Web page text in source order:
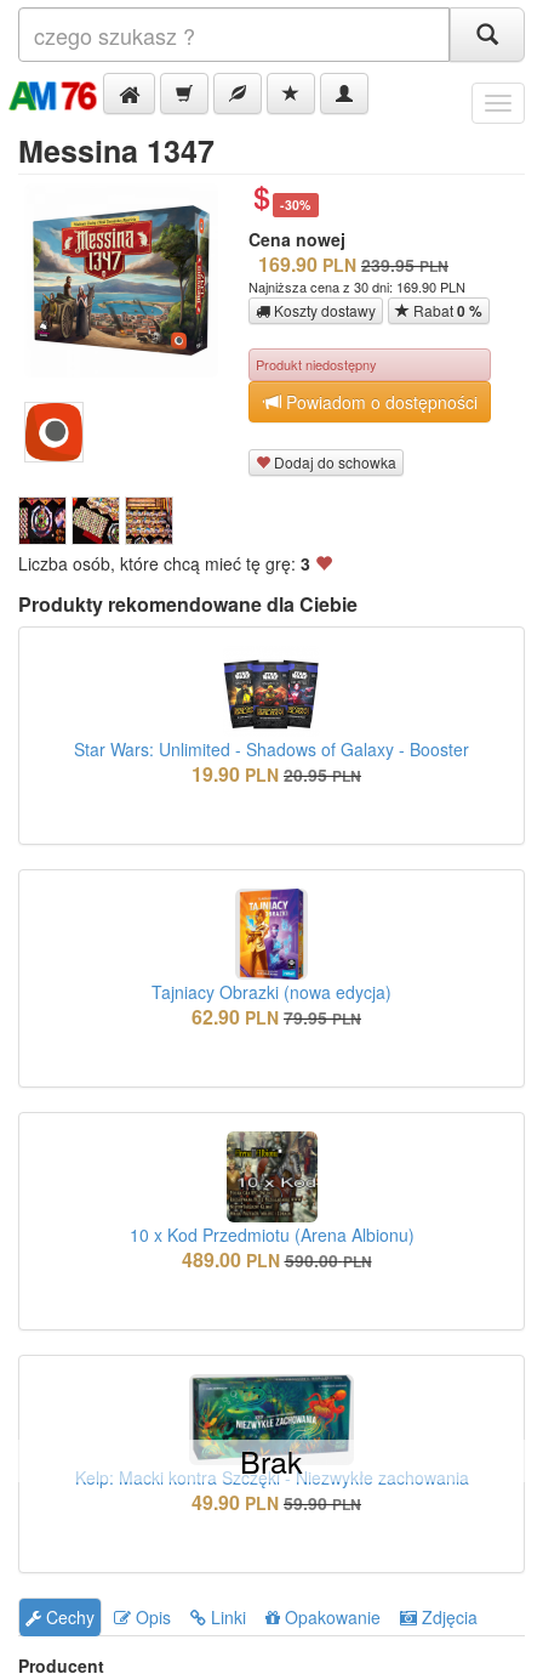
Menu
Messina 1347
-30%
Cena nowej
169.90 PLN 239.95 PLN
Najniższa cena z 30 dni: 169.90 PLN
Koszty dostawy Rabat0 %
Produkt niedostępny
Powiadom o dostępności
Dodaj do schowka
Liczba osób, które chcą mieć tę grę: 3
Produkty rekomendowane dla Ciebie
Star Wars: Unlimited - Shadows of Galaxy - Booster
19.90 PLN 20.95 PLN
Tajniacy Obrazki (nowa edycja)
62.90 PLN 79.95 PLN
10 x Kod Przedmiotu (Arena Albionu)
489.00 PLN 590.00 PLN
Brak
Kelp: Macki kontra Szczęki - Niezwykłe zachowania
49.90 PLN 59.90 PLN
Cechy Opis Linki Opakowanie
Zdjęcia
Producent